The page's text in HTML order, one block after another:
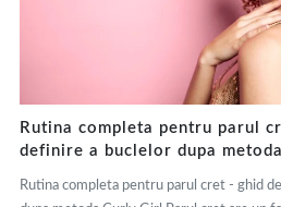
Rutina completa pentru parul
definire a buclelor dupa
Rutina completa pentru parul cret - ghid